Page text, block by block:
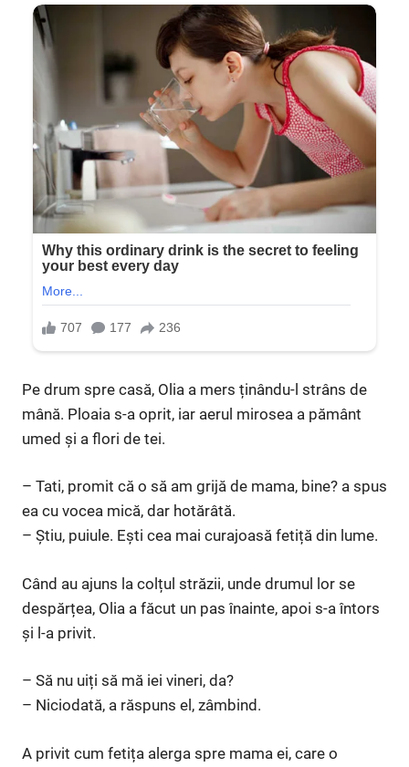
Pe drum spre casă, Olia a mers ținându-l strâns de
mână. Ploaia s-a oprit, iar aerul mirosea a pământ
umed și a flori de tei.
– Tati, promit că o să am grijă de mama, bine? a spus
ea cu vocea mică, dar hotărâtă.
– Știu, puiule. Ești cea mai curajoasă fetiță din lume.
Când au ajuns la colțul străzii, unde drumul lor se
despărțea, Olia a făcut un pas înainte, apoi s-a întors
și l-a privit.
– Să nu uiți să mă iei vineri, da?
– Niciodată, a răspuns el, zâmbind.
A privit cum fetița alerga spre mama ei, care o